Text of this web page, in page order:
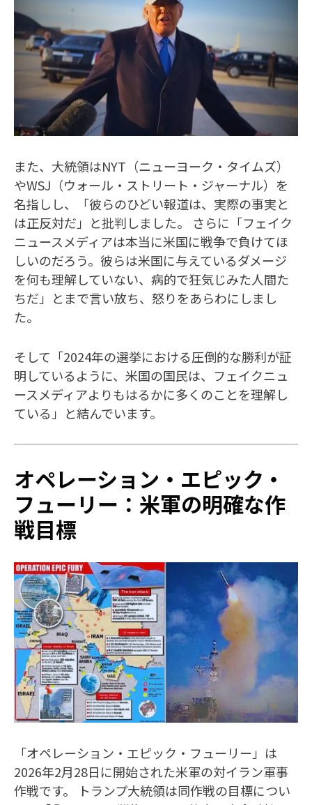
また、大統領はNYT（ニューヨーク・タイムズ）
やWSJ（ウォール・ストリート・ジャーナル）を
名指しし、「彼らのひどい報道は、実際の事実と
は正反対だ」と批判しました。 さらに「フェイク
ニュースメディアは本当に米国に戦争で負けてほ
しいのだろう。彼らは米国に与えているダメージ
を何も理解していない、病的で狂気じみた人間た
ちだ」とまで言い放ち、怒りをあらわにしまし
た。
そして「2024年の選挙における圧倒的な勝利が証
明しているように、米国の国民は、フェイクニュ
ースメディアよりもはるかに多くのことを理解し
ている」と結んでいます。
オペレーション・エピック・
フューリー：米軍の明確な作
戦目標
「オペレーション・エピック・フューリー」は
2026年2月28日に開始された米軍の対イラン軍事
作戦です。 トランプ大統領は同作戦の目標につい